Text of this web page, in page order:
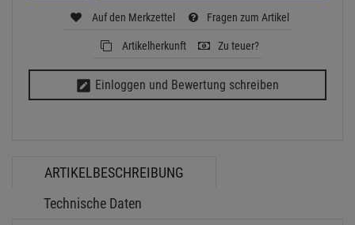
Auf den Merkzettel Fragen zum Artikel
Artikelherkunft Zu teuer?
Einloggen und Bewertung schreiben
ARTIKELBESCHREIBUNG
Technische Daten